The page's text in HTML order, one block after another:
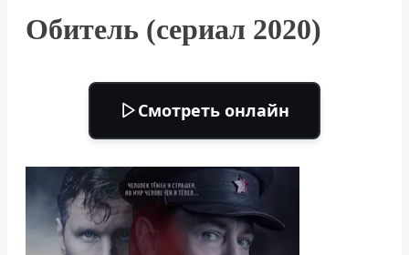
Обитель (сериал 2020)
Смотреть онлайн